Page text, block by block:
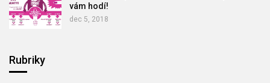
vám hodí!
dec 5, 2018
Rubriky